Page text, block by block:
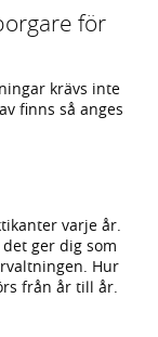
för
krävs inte
finns så anges
varje år.
ger dig som
Hur
från år till år.